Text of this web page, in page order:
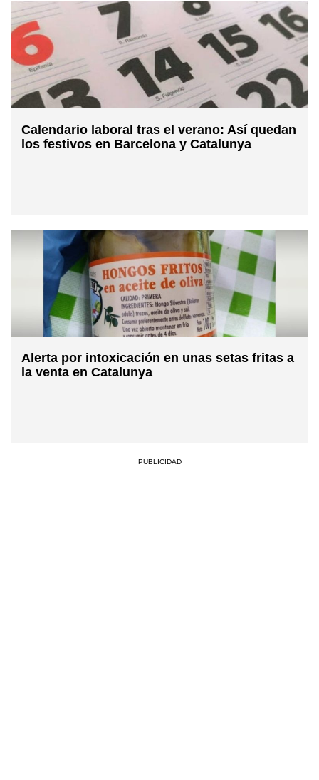
Calendario laboral tras el verano: Así quedan
los festivos en Barcelona y Catalunya
Alerta por intoxicación en unas setas fritas a
la venta en Catalunya
PUBLICIDAD